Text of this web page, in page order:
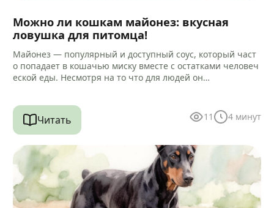
Можно ли кошкам майонез: вкусная
ловушка для питомца!
Майонез — популярный и доступный соус, который част
о попадает в кошачью миску вместе с остатками человеч
еской еды. Несмотря на то что для людей он…
Читать 11 4 минут